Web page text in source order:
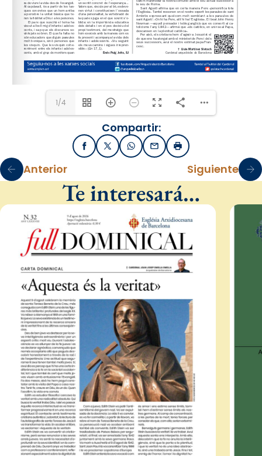
1/4
Compartir:
FacebookX / TwitterWhatsApp
EmailImprimir
Anterior Siguiente
Te interesará…